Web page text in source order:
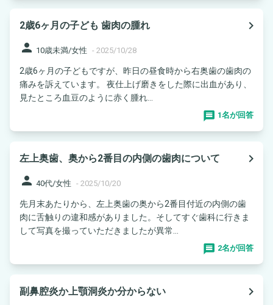
2歳6ヶ月の子ども 歯肉の腫れ
navigate_next
person 10歳未満/女性 - 2025/10/28
2歳6ヶ月の子どもですが、昨日の昼食時から右奥歯の歯肉の
痛みを訴えています。 夜仕上げ磨きをした際に出血があり、
見たところ血豆のように赤く腫れ...
1名が回答
左上奥歯、奥から2番目の内側の歯肉について
navigate_next
person 40代/女性 - 2025/10/20
先月末あたりから、左上奥歯の奥から2番目付近の内側の歯
肉に舌触りの違和感がありました。そしてすぐ歯科に行きま
して写真を撮っていただきましたが異常...
2名が回答
副鼻腔炎か上顎洞炎か分からない
navigate_next